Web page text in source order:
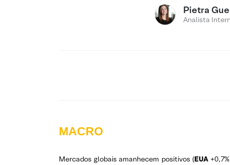
Pietra
Analista
MACRO
Mercados globais amanhecem positivos (EUA